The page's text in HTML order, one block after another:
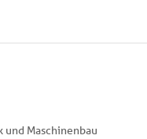
und Maschinenbau